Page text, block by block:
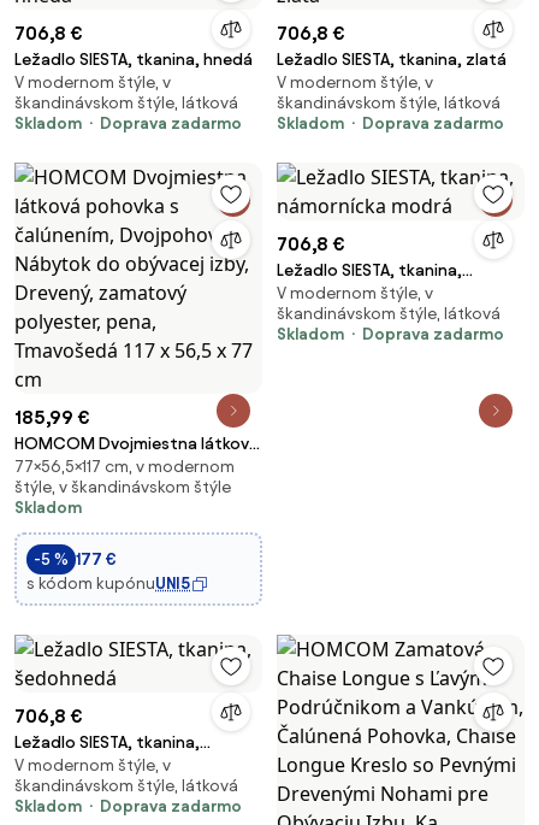
706,8 €
Ležadlo SIESTA, tkanina, hnedá
V modernom štýle, v
škandinávskom štýle, látková
Skladom
Doprava zadarmo
706,8 €
Ležadlo SIESTA, tkanina, zlatá
V modernom štýle, v
škandinávskom štýle, látková
Skladom
Doprava zadarmo
185,99 €
HOMCOM Dvojmiestna látková
pohovka s čalúnením,
Dvojpohovka, Nábytok do
obývacej izby, Drevený,
zamatový polyester, pena,
Tmavošedá 117 x 56,5 x 77 cm
77×56,5×117 cm, v modernom
štýle, v škandinávskom štýle
Skladom
-5 % 177 €
s kódom kupónuUNI5
706,8 €
Ležadlo SIESTA, tkanina,
námornícka modrá
V modernom štýle, v
škandinávskom štýle, látková
Skladom
Doprava zadarmo
706,8 €
Ležadlo SIESTA, tkanina,
šedohnedá
V modernom štýle, v
škandinávskom štýle, látková
Skladom
Doprava zadarmo